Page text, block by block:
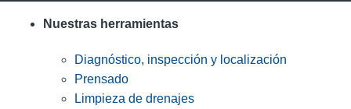
Nuestras herramientas
Diagnóstico, inspección y localización
Prensado
Limpieza de drenajes